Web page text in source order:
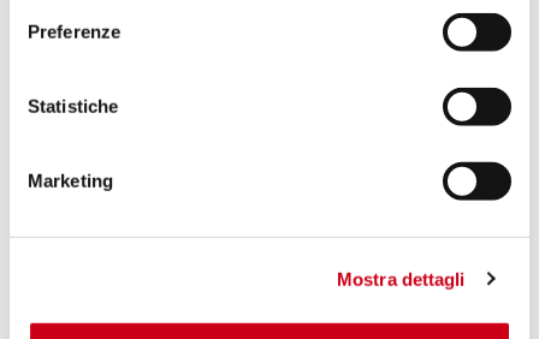
Preferenze
Statistiche
Marketing
Mostra dettagli